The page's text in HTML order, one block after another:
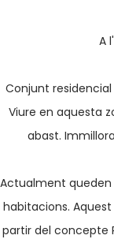
A
Conjunt
Viure en aquesta
abast.
Actualment queden
habitacions.
partir del concepte